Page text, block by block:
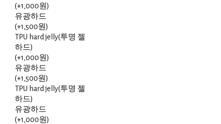
(+1,000원)
유광하드
(+1,500원)
TPU hard jelly(투명 젤
하드)
(+1,000원)
유광하드
(+1,500원)
TPU hard jelly(투명 젤
하드)
유광하드
(+1,000원)